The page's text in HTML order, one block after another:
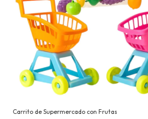
Carrito de Supermercado con Frutas